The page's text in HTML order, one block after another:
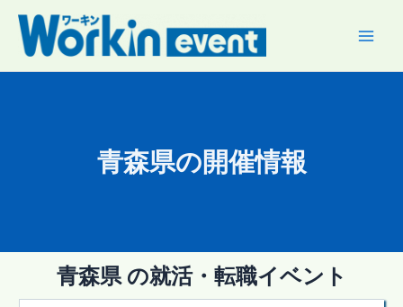
ス
青森県の開催情報
青森県 の就活・転職イベント